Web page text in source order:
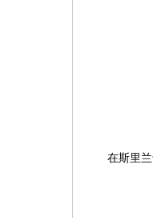
在斯里兰卡